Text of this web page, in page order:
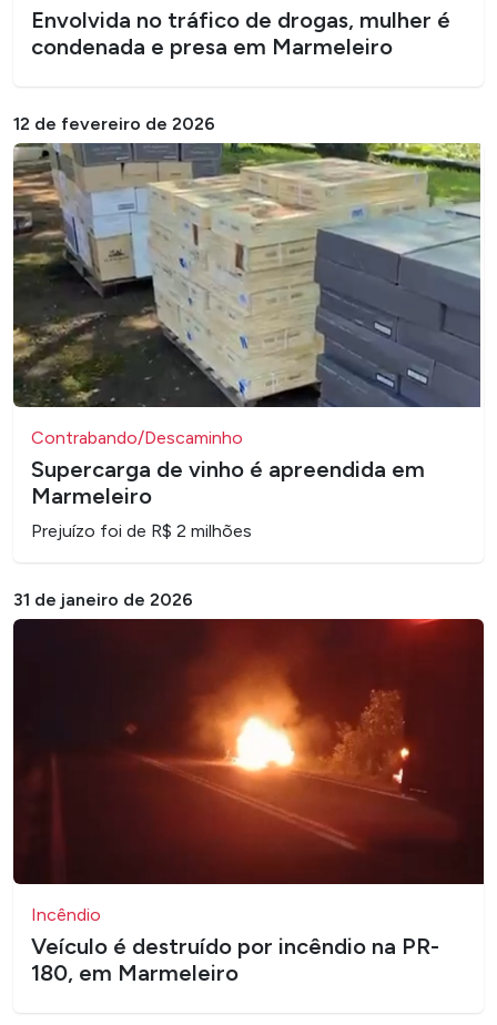
Envolvida no tráfico de drogas, mulher é
condenada e presa em Marmeleiro
12 de fevereiro de 2026
Contrabando/Descaminho
Supercarga de vinho é apreendida em
Marmeleiro
Prejuízo foi de R$ 2 milhões
31 de janeiro de 2026
Incêndio
Veículo é destruído por incêndio na PR-
180, em Marmeleiro